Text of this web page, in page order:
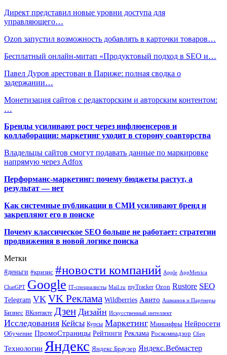
Директ представил новые уровни доступа для
управляющего…
Ozon запустил возможность добавлять в карточки товаров…
Бесплатный онлайн-митап «Продуктовый подход в SEO и…
Павел Дуров арестован в Париже: полная сводка о
задержании…
Монетизация сайтов с редакторским и авторским контентом:
…
Бренды усиливают рост через инфлюенсеров и
коллаборации: маркетинг уходит в сторону соавторства
Владельцы сайтов смогут подавать данные по маркировке
напрямую через Adfox
Перформанс-маркетинг: почему бюджеты растут, а
результат — нет
Как системные публикации в СМИ усиливают бренд и
закрепляют его в поиске
Почему классическое SEO больше не работает: стратегии
продвижения в новой логике поиска
Метки
#деньги #кризис #новости компаний Apple AppMetrica
ChatGPT Google IT-специалисты Mail.ru myTracker Ozon Rustore SEO
Telegram VK VK Реклама Wildberries Авито Ашманов и Партнеры
Бизнес ВКонтакте Дзен Дизайн Искусственный интеллект
Исследования Кейсы Курсы Маркетинг Минцифры Нейросети
Обучение ПромоСтраницы Рейтинги Реклама Роскомнадзор Сбер
Технологии Яндекс Яндекс.Браузер Яндекс.Вебмастер